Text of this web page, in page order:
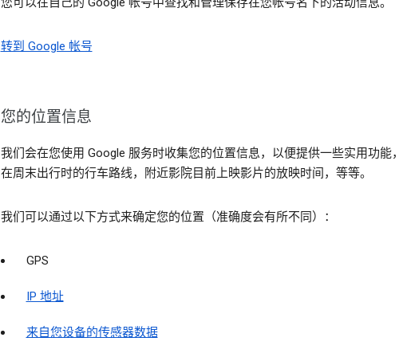
转到 Google 帐号
您的位置信息
我们会在您使用 Google 服务时收集您的位置信息，以便提供一些实用功能
在周末出行时的行车路线，附近影院目前上映影片的放映时间，等等。
我们可以通过以下方式来确定您的位置（准确度会有所不同）：
GPS
IP 地址
来自您设备的传感器数据